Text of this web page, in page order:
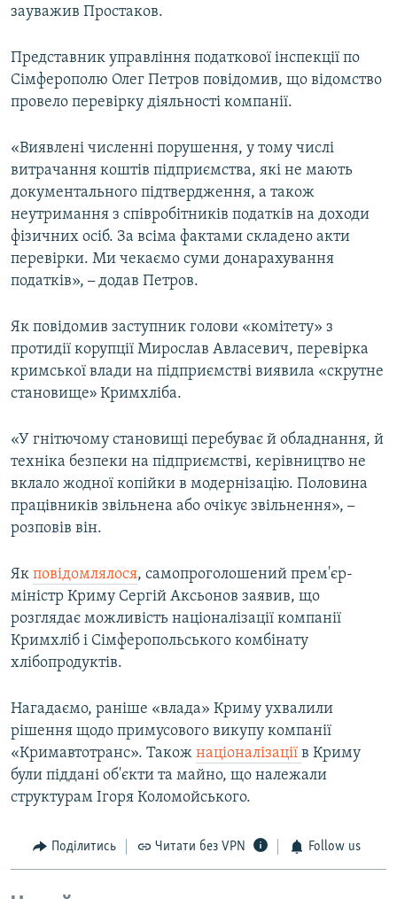
зауважив Простаков.
Представник управління податкової інспекції по
Сімферополю Олег Петров повідомив, що відомство
провело перевірку діяльності компанії.
«Виявлені численні порушення, у тому числі
витрачання коштів підприємства, які не мають
документального підтвердження, а також
неутримання з співробітників податків на доходи
фізичних осіб. За всіма фактами складено акти
перевірки. Ми чекаємо суми донарахування
податків», –додав Петров.
Як повідомив заступник голови «комітету» з
протидії корупції Мирослав Авласевич, перевірка
кримської влади на підприємстві виявила «скрутне
становище» Кримхліба.
«У гнітючому становищі перебуває й обладнання, й
техніка безпеки на підприємстві, керівництво не
вклало жодної копійки в модернізацію. Половина
працівників звільнена або очікує звільнення», –
розповів він.
Як повідомлялося, самопроголошений прем'єр-
міністр Криму Сергій Аксьонов заявив, що
розглядає можливість націоналізації компанії
Кримхліб і Сімферопольського комбінату
хлібопродуктів.
Нагадаємо, раніше «влада» Криму ухвалили
рішення щодо примусового викупу компанії
«Кримавтотранс». Також націоналізації в Криму
були піддані об'єкти та майно, що належали
структурам Ігоря Коломойського.
Поділитись Читати без VPN Follow us